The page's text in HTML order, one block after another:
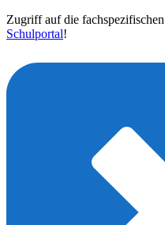
Zugriff auf die
Schulportal!